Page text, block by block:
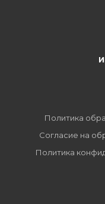
Политика
Согласие на
Политика